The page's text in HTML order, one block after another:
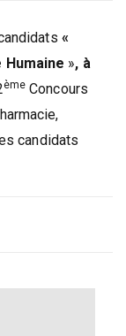
«
Humaine », à
ème Concours
candidats